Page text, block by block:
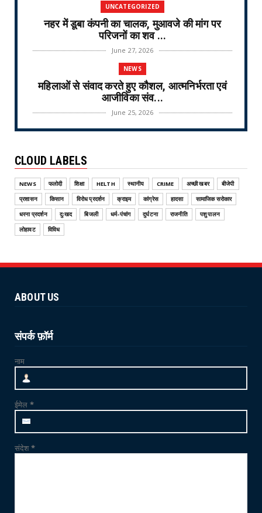
UNCATEGORIZED
नहर में डूबा कंपनी का चालक, मुआवजे की मांग पर
परिजनों का शव ...
June 27, 2026
NEWS
महिलाओं से संवाद करते हुए कौशल, आत्मनिर्भरता एवं
आजीविका संव...
June 25, 2026
NEWS
CRIME
ऑपरेशन वज्र प्रहार Operation Vajra Prahar :
एमडी फैक्ट्री और...
जाम्भा की ढाणी में उत्साहपूर्वक मनाया गया 12वां
ट्यूबवेल ...
CLOUD LABELS
NEWS फलोदी शिक्षा HELTH स्थानीय CRIME अच्छी खबर
बीजेपी
प्रशासन
किसान विरोध प्रदर्शन क्राइम कांग्रेस हादसा
सामाजिक सरोकार
धरना प्रदर्शन
दुःखद बिजली धर्म-पंचांग दुर्घटना राजनीति
पशु पालन
लोहावट
विविध
ABOUT US
संपर्क फ़ॉर्म
नाम
ईमेल *
संदेश*